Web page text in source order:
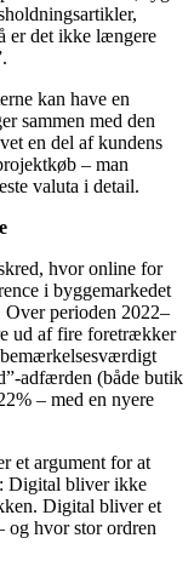
er det ikke længere
kan have en
sammen med den
en del af kundens
– man
valuta i detail.
hvor online for
i byggemarkedet
Over perioden 2022–
ud af fire foretrækker
adfærden (både butik
– med en nyere
et argument for at
Digital bliver ikke
Digital bliver et
hvor stor ordren